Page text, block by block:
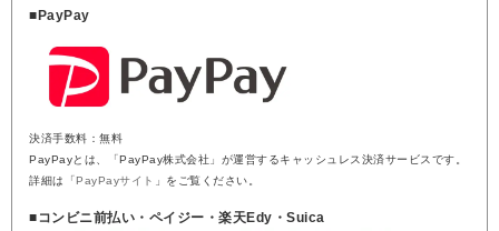
■PayPay
決済手数料：無料
PayPayとは、「PayPay株式会社」が運営するキャッシュレス決済サービスです。
詳細は「PayPayサイト 」をご覧ください。
■コンビニ前払い・ペイジー・楽天Edy・Suica